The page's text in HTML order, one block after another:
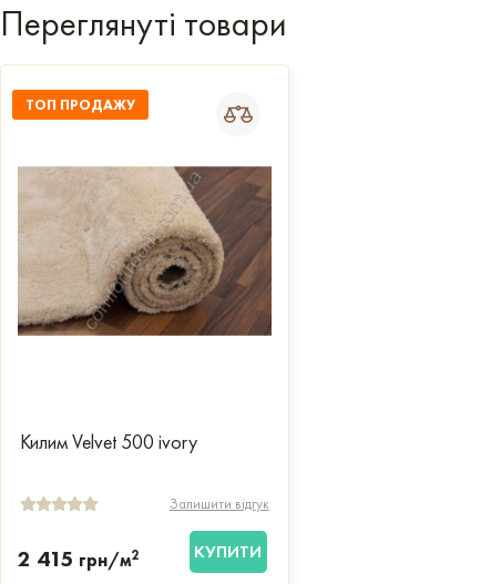
Переглянуті товари
ТОП ПРОДАЖУ
Килим Velvet 500 ivory
Залишити відгук
2 415 грн/м2 КУПИТИ